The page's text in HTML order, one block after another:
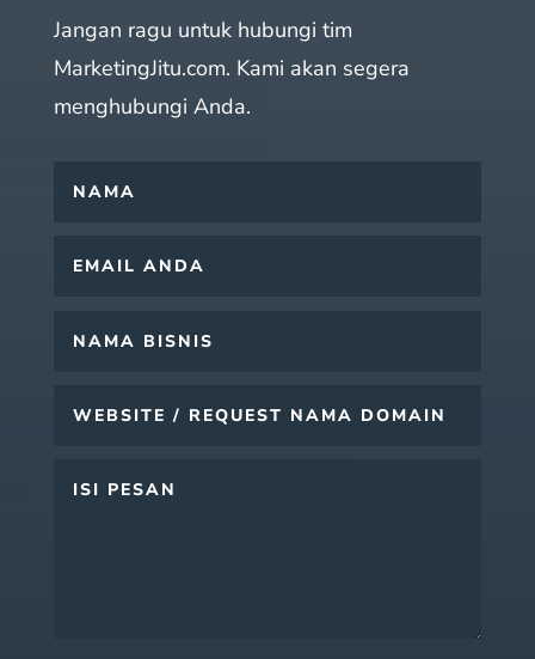
Jangan ragu untuk hubungi tim
MarketingJitu.com. Kami akan segera
menghubungi Anda.